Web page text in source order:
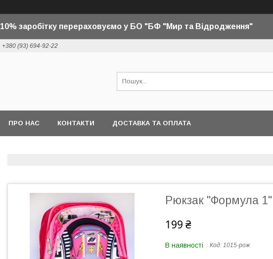
10% заробітку перераховуємо у БО "БФ "Мир та Відродження"
+380 (93) 694-92-22
ПРО НАС КОНТАКТИ ДОСТАВКА ТА ОПЛАТА
Рюкзак "Формула
199 ₴
В наявності Код: 1015-рож